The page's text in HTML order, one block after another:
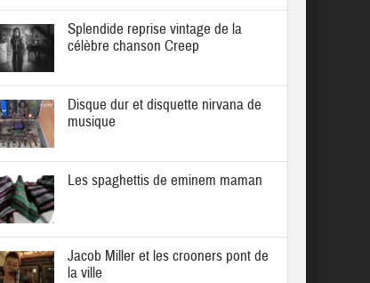
Splendide reprise vintage de la
célèbre chanson Creep
Disque dur et disquette nirvana de
musique
Les spaghettis de eminem maman
Jacob Miller et les crooners pont de
la ville